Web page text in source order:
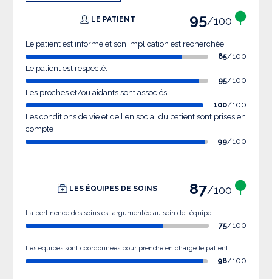
LE PATIENT 95/100
Le patient est informé et son implication est recherchée.
85/100
Le patient est respecté.
95/100
Les proches et/ou aidants sont associés
100/100
Les conditions de vie et de lien social du patient sont prises en
compte
99/100
LES ÉQUIPES DE SOINS 87/100
La pertinence des soins est argumentée au sein de l’équipe
75/100
Les équipes sont coordonnées pour prendre en charge le patient
98/100